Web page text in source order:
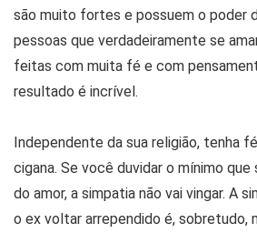
são muito fortes e possuem o poder
pessoas que verdadeiramente se
feitas com muita fé e com
resultado é incrível.
Independente da sua religião, tenha
cigana. Se você duvidar o mínimo que
do amor, a simpatia não vai vingar. A
o ex voltar arrependido é, sobretudo,